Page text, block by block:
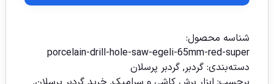
شناسه محصول:
porcelain-drill-hole-saw-egeli-65mm-red-super
دسته‌بندی: گردبر, گردبر پرسلان